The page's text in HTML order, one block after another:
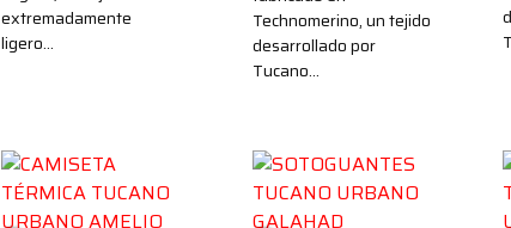
extremadamente
ligero…
Technomerino, un tejido
desarrollado por
Tucano…